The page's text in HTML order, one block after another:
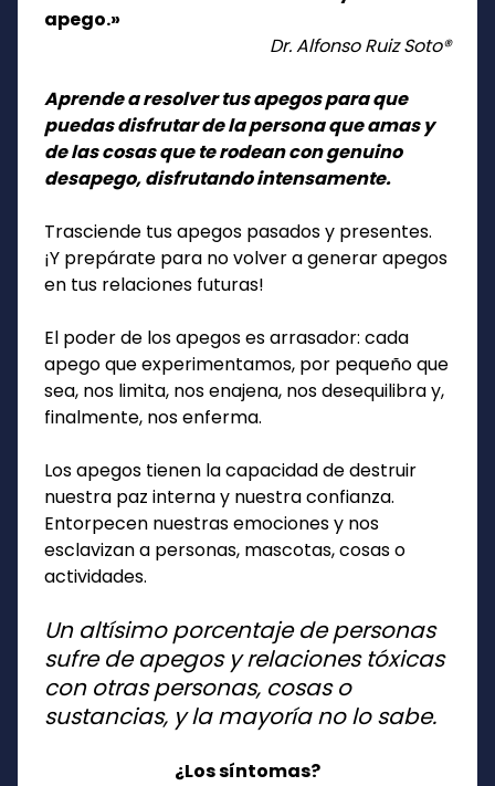
apego.»
Dr. Alfonso Ruiz Soto®
Aprende a resolver tus apegos para que
puedas disfrutar de la persona que amas y
de las cosas que te rodean con genuino
desapego, disfrutando intensamente.
Trasciende tus apegos pasados y presentes.
¡Y prepárate para no volver a generar apegos
en tus relaciones futuras!
El poder de los apegos es arrasador: cada
apego que experimentamos, por pequeño que
sea, nos limita, nos enajena, nos desequilibra y,
finalmente, nos enferma.
Los apegos tienen la capacidad de destruir
nuestra paz interna y nuestra confianza.
Entorpecen nuestras emociones y nos
esclavizan a personas, mascotas, cosas o
actividades.
Un altísimo porcentaje de personas
sufre de apegos y relaciones tóxicas
con otras personas, cosas o
sustancias, y la mayoría no lo sabe.
¿Los síntomas?